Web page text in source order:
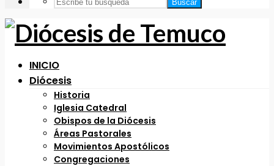
Buscar
INICIO
Diócesis
Historia
Iglesia Catedral
Obispos de la Diócesis
Áreas Pastorales
Movimientos Apostólicos
Congregaciones